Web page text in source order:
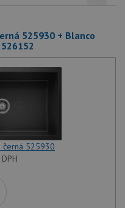
525930 + Blanco
černá 525930